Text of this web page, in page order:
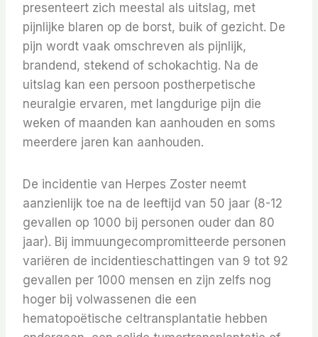
presenteert zich meestal als uitslag, met
pijnlijke blaren op de borst, buik of gezicht. De
pijn wordt vaak omschreven als pijnlijk,
brandend, stekend of schokachtig. Na de
uitslag kan een persoon postherpetische
neuralgie ervaren, met langdurige pijn die
weken of maanden kan aanhouden en soms
meerdere jaren kan aanhouden.
De incidentie van Herpes Zoster neemt
aanzienlijk toe na de leeftijd van 50 jaar (8-12
gevallen op 1000 bij personen ouder dan 80
jaar). Bij immuungecompromitteerde personen
variëren de incidentieschattingen van 9 tot 92
gevallen per 1000 mensen en zijn zelfs nog
hoger bij volwassenen die een
hematopoëtische celtransplantatie hebben